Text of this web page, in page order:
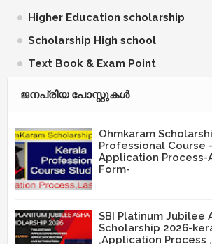
Higher Education scholarship
Scholarship High school
Text Book & Exam Point
ജനപ്രിയ പോസ്റ്റുകള്‍‌
Ohmkaram
Professional Course
Application Process-
Form-
SBI Platinum Jubilee
Scholarship 2026-
,Application Process